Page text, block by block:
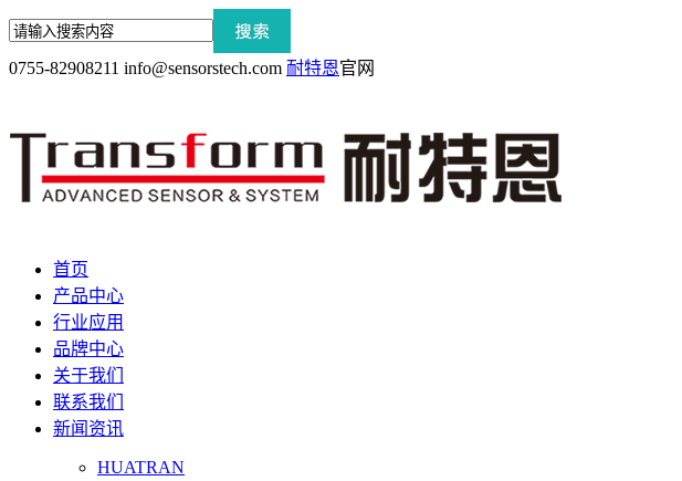
0755-82908211 info@sensorstech.com 耐特恩官网
首页
产品中心
行业应用
品牌中心
关于我们
联系我们
新闻资讯
HUATRAN